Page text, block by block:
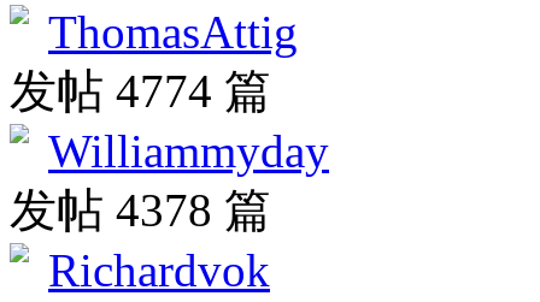
ThomasAttig
发帖 4774 篇
Williammyday
发帖 4378 篇
Richardvok